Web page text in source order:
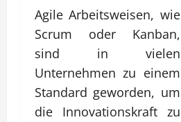
Agile Arbeitsweisen, wie
Scrum oder Kanban,
sind in vielen
Unternehmen zu einem
Standard geworden, um
die Innovationskraft zu